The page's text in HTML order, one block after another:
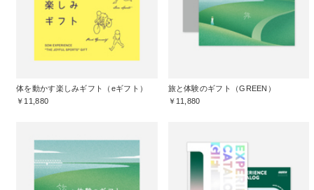
体を動かす楽しみギフト（eギフト）
￥11,880
旅と体験のギフト（GREEN）
￥11,880